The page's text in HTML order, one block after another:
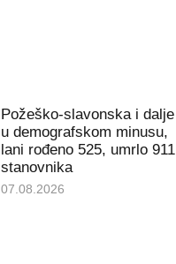
Požeško-slavonska i dalje
u demografskom minusu,
lani rođeno 525, umrlo 911
stanovnika
07.08.2026